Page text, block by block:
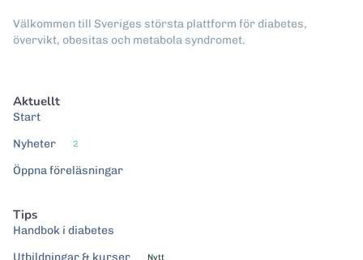
Välkommen till Sveriges största plattform för diabetes,
övervikt, obesitas och metabola syndromet.
Aktuellt
Start
Nyheter
2
Öppna föreläsningar
Tips
Handbok i diabetes
Nytt